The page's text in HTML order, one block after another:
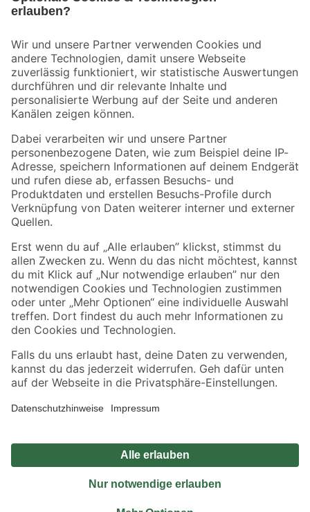
Der toom Newsletter: Keine Angebote und Aktionen mehr verpassen!
Zur Newsletter Anmeldung
Folge uns
Zahlungsarten Versandarten
Sicher einkaufen
Jetzt die toom-App herunterladen
Alle Preisangaben in EUR inkl. gesetzl. MwSt.. Die dargestellten Angebote sind unter
Umständen nicht in allen Märkten verfügbar. Die angegebenen Verfügbarkeiten beziehen
Produkte nur solange der Vorrat reicht.
*Paketversand ab 59 € versandkostenfrei, gilt nicht für Artikel mit Speditionsversand, hier
Privatsphäre Impressum
Nutzungsbedingungen
Widerrufsrecht
Vertrag widerrufen